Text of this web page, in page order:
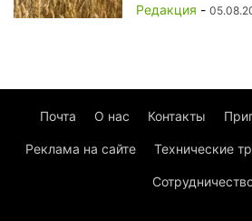
Редакция -
Почта О нас Контакты
Реклама на сайте Технические